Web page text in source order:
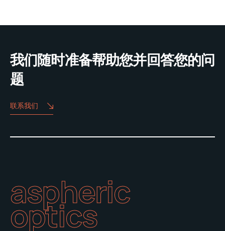
页
我们随时准备帮助您并回答您的问
题
联系我们
aspheric
optics